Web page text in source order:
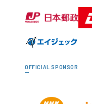
OFFICIAL SPONSOR